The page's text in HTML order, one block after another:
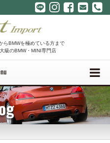
らBMWを極めている方まで
級のBMW・MINI専門店